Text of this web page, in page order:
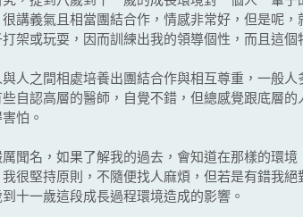
講義氣且相當團結合作，情感非常好，但是呢
架或玩耍，因而訓練出我的領導個性，而且這個
之間相處培養出團結合作與相互尊重，一般人
自認高層的醫師，自覺不錯，但總感覺跟底層
怕。
名，如果了解我的過去，會知道在那樣的環境
很堅持原則，不隨便找人麻煩，但若是有錯我
十一歲這段成長過程環境造成的影響。